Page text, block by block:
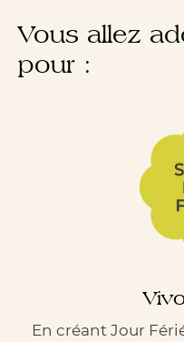
Vous allez
pour :
En créant Jour